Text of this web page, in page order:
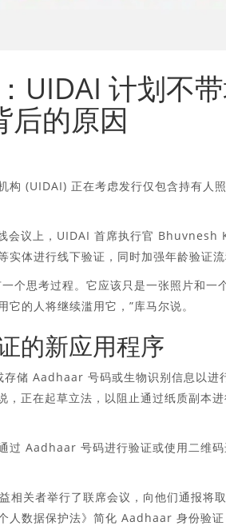
UIDAI 计划不带
的原因
构 (UIDAI) 正在考虑发行仅包含持有人
会议上，UIDAI 首席执行官 Bhuvnesh
体进行线下验证，同时加强年龄验证流
个思考过程。它应该只是一张照片和一
的人将继续滥用它，”库马尔说。
的新应用程序
储 Aadhaar 号码或生物识别信息以进
正在起草立法，以阻止通过纸质副本
过 Aadhaar 号码进行验证或使用二维
相关者举行了联席会议，向他们通报
人数据保护法》简化 Aadhaar 身份验